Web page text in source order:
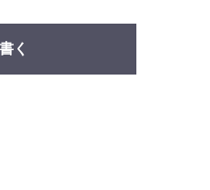
く